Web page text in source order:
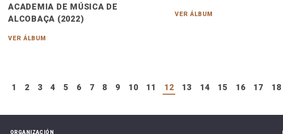
ACADEMIA DE MÚSICA DE
ALCOBAÇA (2022)
VER ÁLBUM
VER ÁLBUM
1 2 3 4 5 6 7 8 9 10 11 12 13 14 15 16 17 18
ORGANIZACIÓN